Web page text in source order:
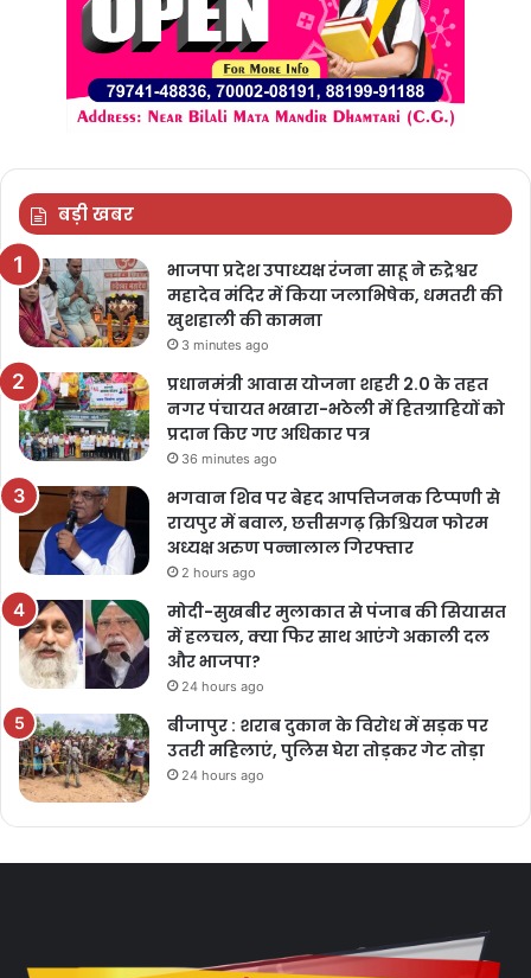
बड़ी खबर
भाजपा प्रदेश उपाध्यक्ष रंजना साहू ने रुद्रेश्वर
महादेव मंदिर में किया जलाभिषेक, धमतरी की
खुशहाली की कामना
3 minutes ago
प्रधानमंत्री आवास योजना शहरी 2.0 के तहत
नगर पंचायत भखारा-भठेली में हितग्राहियों को
प्रदान किए गए अधिकार पत्र
36 minutes ago
भगवान शिव पर बेहद आपत्तिजनक टिप्पणी से
रायपुर में बवाल, छत्तीसगढ़ क्रिश्चियन फोरम
अध्यक्ष अरुण पन्नालाल गिरफ्तार
2 hours ago
मोदी-सुखबीर मुलाकात से पंजाब की सियासत
में हलचल, क्या फिर साथ आएंगे अकाली दल
और भाजपा?
24 hours ago
बीजापुर : शराब दुकान के विरोध में सड़क पर
उतरी महिलाएं, पुलिस घेरा तोड़कर गेट तोड़ा
24 hours ago